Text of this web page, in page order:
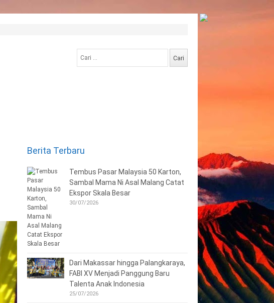
untuk:
Berita Terbaru
Tembus Pasar Malaysia 50 Karton,
Sambal Mama Ni Asal Malang Catat
Ekspor Skala Besar
30/07/2026
Dari Makassar hingga Palangkaraya,
FABI XV Menjadi Panggung Baru
Talenta Anak Indonesia
25/07/2026